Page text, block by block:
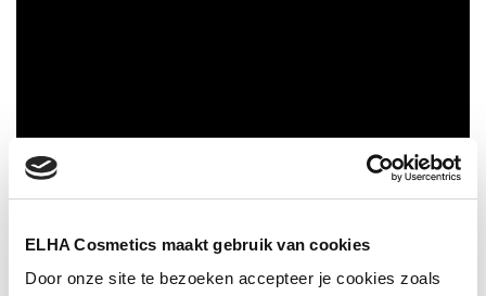
ELHA Cosmetics maakt gebruik van cookies
Door onze site te bezoeken accepteer je cookies zoals
HET EAU DE PARFUM